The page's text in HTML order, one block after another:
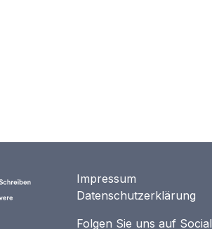
Impressum
Datenschutzerklärung
Folgen Sie uns auf Social